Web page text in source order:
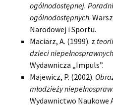
ogólnodostępnej.
ogólnodostępnych.
Narodowej i Sportu.
Maciarz, A. (1999). z
dzieci niepełnosprawnych
Wydawnicza „Impuls”.
Majewicz, P. (2002).
młodzieży
Wydawnictwo Naukowe